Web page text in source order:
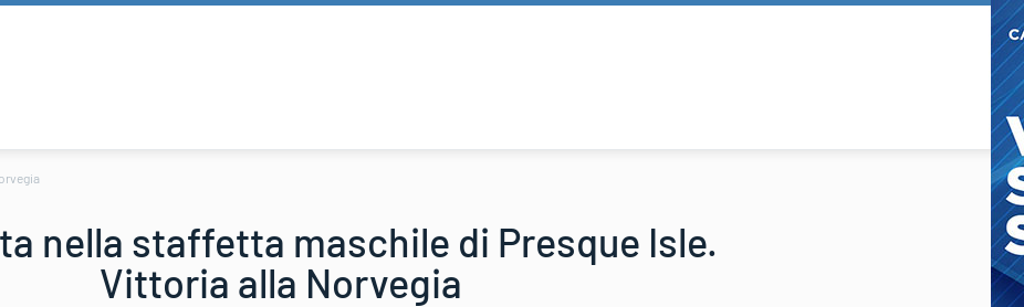
nella staffetta maschile di Presque Isle.
Vittoria alla Norvegia